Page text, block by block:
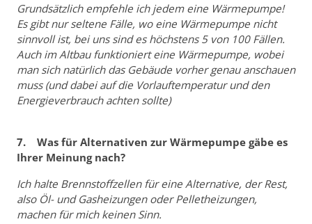
Grundsätzlich empfehle ich jedem eine Wärmepumpe!
Es gibt nur seltene Fälle, wo eine Wärmepumpe nicht
sinnvoll ist, bei uns sind es höchstens 5 von 100 Fällen.
Auch im Altbau funktioniert eine Wärmepumpe, wobei
man sich natürlich das Gebäude vorher genau anschauen
muss (und dabei auf die Vorlauftemperatur und den
Energieverbrauch achten sollte)
7. Was für Alternativen zur Wärmepumpe gäbe es
Ihrer Meinung nach?
Ich halte Brennstoffzellen für eine Alternative, der Rest,
also Öl- und Gasheizungen oder Pelletheizungen,
machen für mich keinen Sinn.